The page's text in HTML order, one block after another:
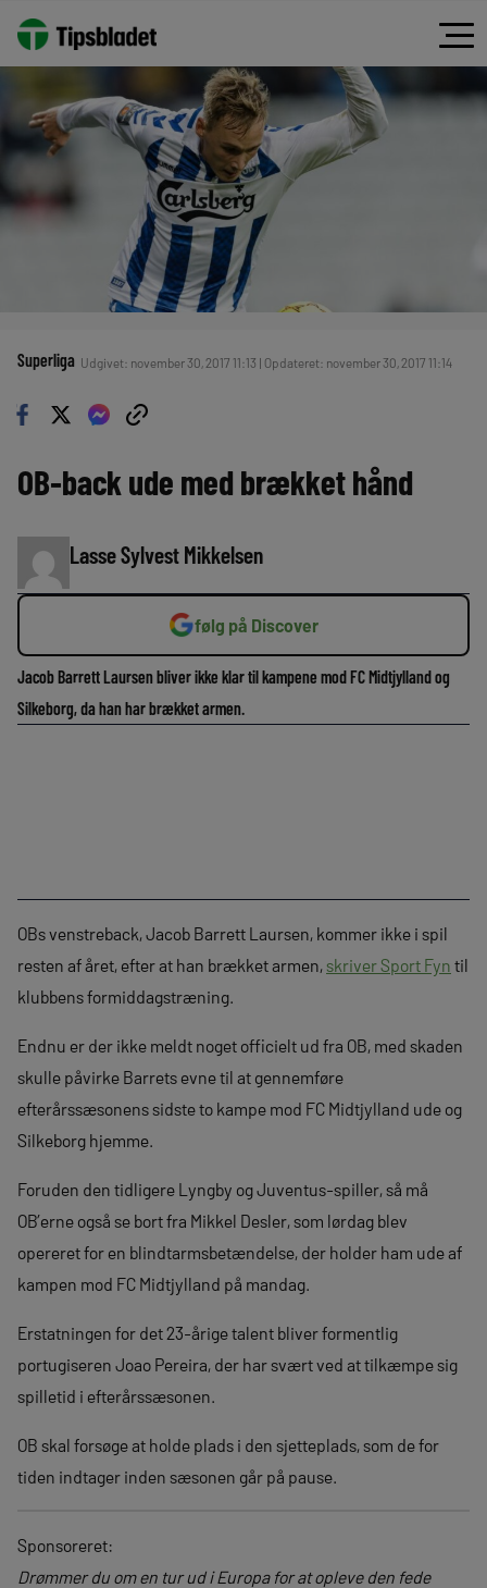
Superliga Udgivet: november 30, 2017 11:13 | Opdateret: november 30, 2017 11:14
OB-back ude med brækket hånd
Lasse Sylvest Mikkelsen
følg på Discover
Jacob Barrett Laursen bliver ikke klar til kampene mod FC Midtjylland og
Silkeborg, da han har brækket armen.
OBs venstreback, Jacob Barrett Laursen, kommer ikke i spil
resten af året, efter at han brækket armen, skriver Sport Fyn til
klubbens formiddagstræning.
Endnu er der ikke meldt noget officielt ud fra OB, med skaden
skulle påvirke Barrets evne til at gennemføre
efterårssæsonens sidste to kampe mod FC Midtjylland ude og
Silkeborg hjemme.
Foruden den tidligere Lyngby og Juventus-spiller, så må
OB’erne også se bort fra Mikkel Desler, som lørdag blev
opereret for en blindtarmsbetændelse, der holder ham ude af
kampen mod FC Midtjylland på mandag.
Erstatningen for det 23-årige talent bliver formentlig
portugiseren Joao Pereira, der har svært ved at tilkæmpe sig
spilletid i efterårssæsonen.
OB skal forsøge at holde plads i den sjetteplads, som de for
tiden indtager inden sæsonen går på pause.
Sponsoreret:
Drømmer du om en tur ud i Europa for at opleve den fede